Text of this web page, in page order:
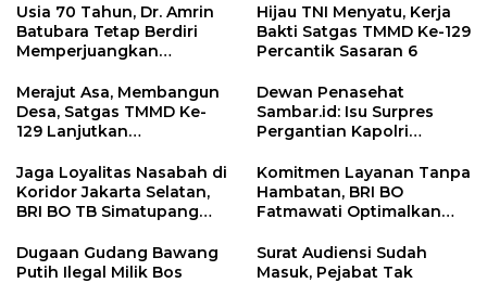
Usia 70 Tahun, Dr. Amrin
Batubara Tetap Berdiri
Memperjuangkan
Hijau TNI Menyatu, Kerja
Bakti Satgas TMMD Ke-129
Percantik Sasaran 6
Merajut Asa, Membangun
Desa, Satgas TMMD Ke-
129 Lanjutkan
Dewan Penasehat
Sambar.id: Isu Surpres
Pergantian Kapolri
Kewenangan Mutlak di
Tangan Presiden
Jaga Loyalitas Nasabah di
Koridor Jakarta Selatan,
BRI BO TB Simatupang
Komitmen Layanan Tanpa
Hambatan, BRI BO
Fatmawati Optimalkan
Setiap Lini
Dugaan Gudang Bawang
Putih Ilegal Milik Bos
Surat Audiensi Sudah
Masuk, Pejabat Tak